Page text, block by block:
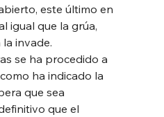
este último en
igual que la grúa,
invade.
se ha procedido a
ha indicado la
que sea
que el